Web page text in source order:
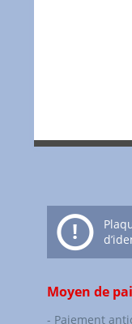
Moyen de
- Paiement